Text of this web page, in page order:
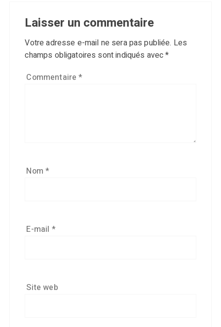
Laisser un commentaire
Votre adresse e-mail ne sera pas publiée. Les
champs obligatoires sont indiqués avec*
Commentaire*
Nom*
E-mail *
Site web